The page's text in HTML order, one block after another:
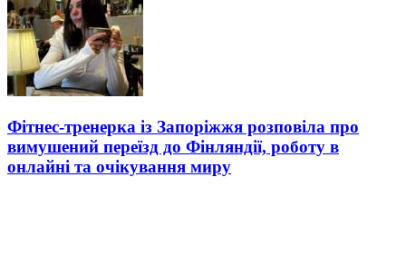
Фітнес-тренерка із Запоріжжя розповіла про
вимушений переїзд до Фінляндії, роботу в
онлайні та очікування миру